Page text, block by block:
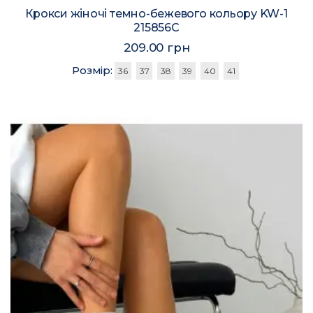
Крокси жіночі темно-бежевого кольору KW-1
215856C
209.00 грн
Розмір: 36 37 38 39 40 41